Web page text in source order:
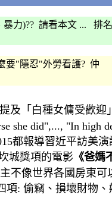
暴力)?? 請看本文 ... 排名
要"隱忍"外勞看護? 仲
及 「白種女傭受歡迎」
she did",..., "In high
都報導習近平訪美
城獎項的電影 《爸媽
不像世界各國房東可
項: 偷竊 、損壞財物